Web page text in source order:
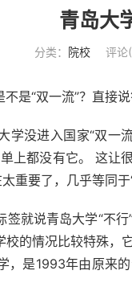
青岛大
分类： 院校 评论
是“双一流”？直接说
学没进入国家“双一
上都没有它。 这让
重要了，几乎等同于
就说青岛大学“不
的情况比较特殊，
，是1993年由原来